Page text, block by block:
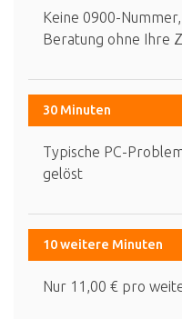
Keine 0900-
Beratung ohne Ihre
30 Minuten
Typische PC-
gelöst
10 weitere Minuten
Nur 11,00 € pro